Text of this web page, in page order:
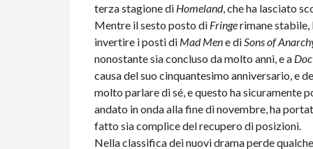
terza stagione di Homeland, che ha lasciato
Mentre il sesto posto di Fringerimane stabile,
invertire i posti di Mad Mene di Sons of
nonostante sia concluso da molto anni, e a
causa del suo cinquantesimo anniversario, e
molto parlare di sé, e questo ha sicuramente
andato in onda alla fine di novembre, ha
fatto sia complice del recupero di posizioni.
Nella classifica dei nuovi drama perde